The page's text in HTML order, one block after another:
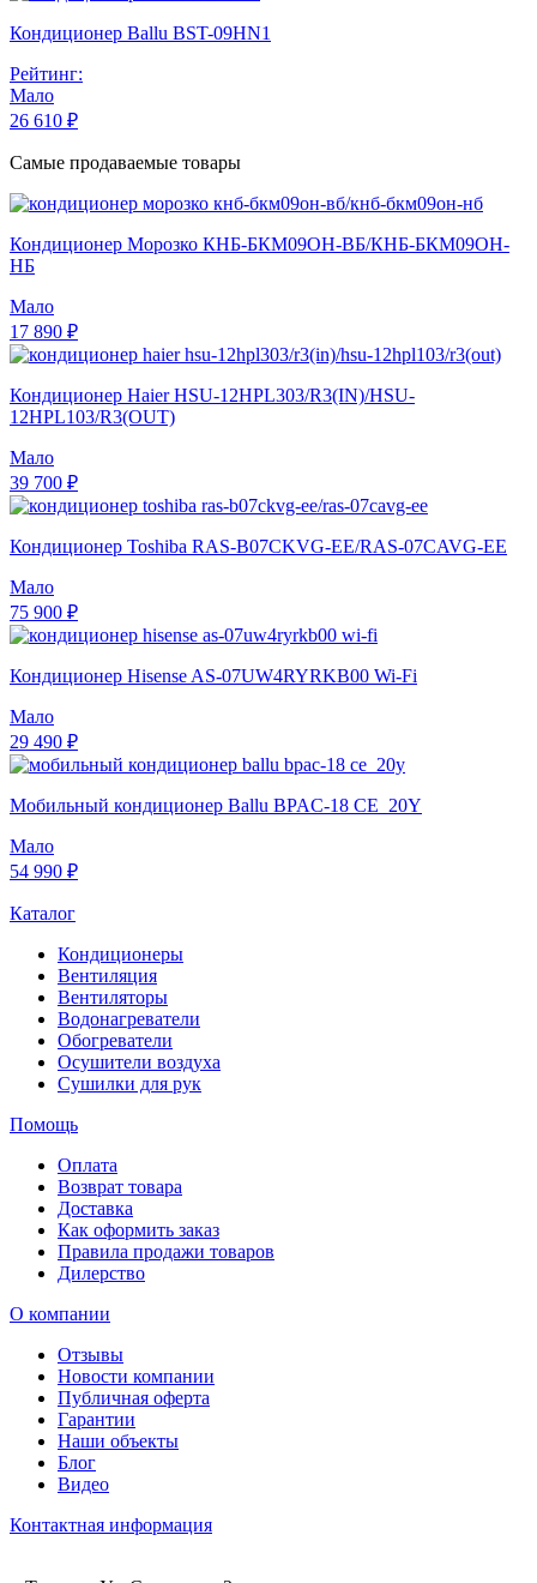
Кондиционер Ballu BST-09HN1
Рейтинг:
Мало
26 610 ₽
Самые продаваемые товары
Кондиционер Морозко КНБ-БКМ09ОН-ВБ/КНБ-БКМ09ОН-
НБ
Мало
17 890 ₽
Кондиционер Haier HSU-12HPL303/R3(IN)/HSU-
12HPL103/R3(OUT)
Мало
39 700 ₽
Кондиционер Toshiba RAS-B07CKVG-EE/RAS-07CAVG-EE
Мало
75 900 ₽
Кондиционер Hisense AS-07UW4RYRKB00 Wi-Fi
Мало
29 490 ₽
Мобильный кондиционер Ballu BPAC-18 CE_20Y
Мало
54 990 ₽
Каталог
Кондиционеры
Вентиляция
Вентиляторы
Водонагреватели
Обогреватели
Осушители воздуха
Сушилки для рук
Помощь
Оплата
Возврат товара
Доставка
Как оформить заказ
Правила продажи товаров
Дилерство
О компании
Отзывы
Новости компании
Публичная оферта
Гарантии
Наши объекты
Блог
Видео
Контактная информация